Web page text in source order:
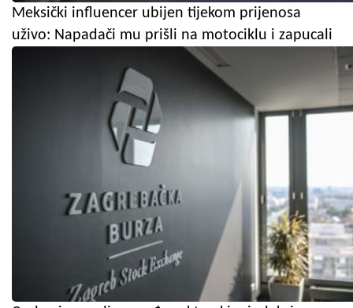
Meksički influencer ubijen tijekom prijenosa
uživo: Napadači mu prišli na motociklu i zapucali